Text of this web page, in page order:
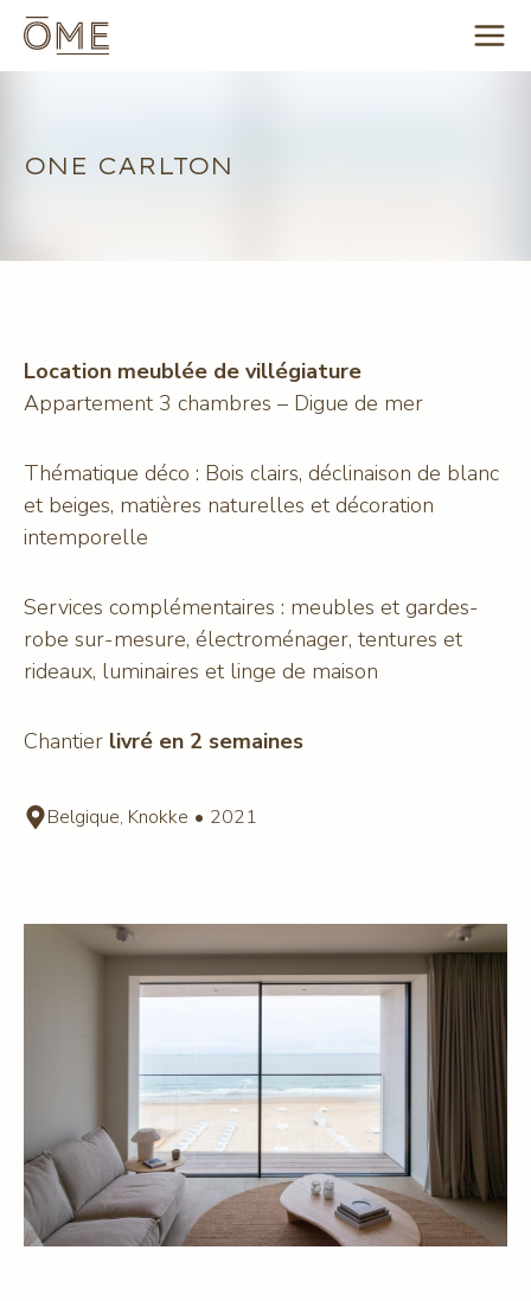
Aller
contenu
ONE CARLTON
Location meublée de villégiature
Appartement 3 chambres – Digue de mer
Thématique déco : Bois clairs, déclinaison de blanc
et beiges, matières naturelles et décoration
intemporelle
Services complémentaires : meubles et gardes-
robe sur-mesure, électroménager, tentures et
rideaux, luminaires et linge de maison
Chantier livré en 2 semaines
Belgique, Knokke • 2021